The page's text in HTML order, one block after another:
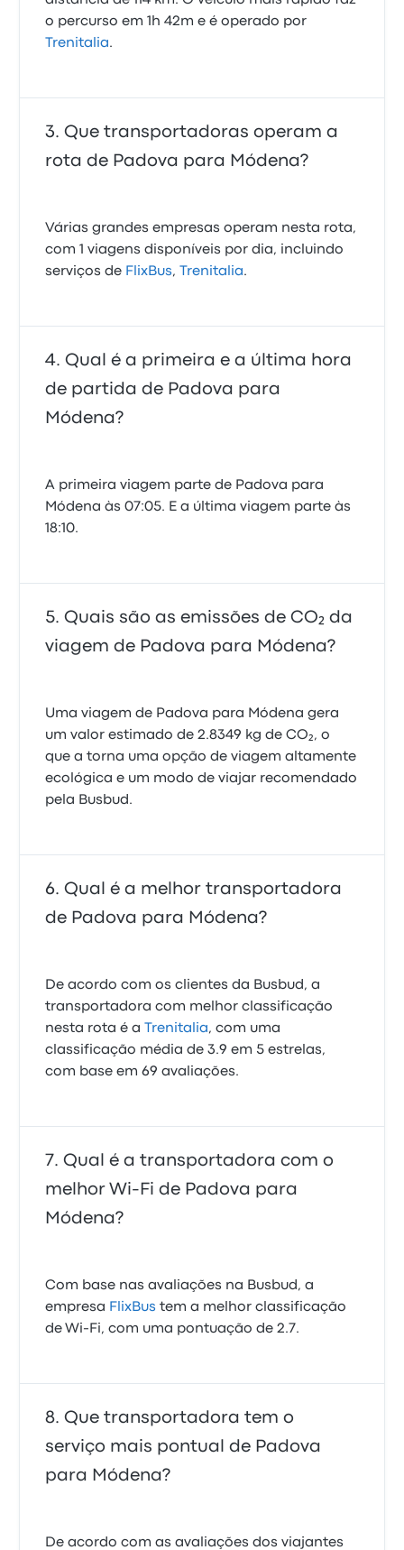
o percurso em 1h 42m e é operado por
Trenitalia.
Que transportadoras operam a
rota de Padova para Módena?
Várias grandes empresas operam nesta rota,
com 1 viagens disponíveis por dia, incluindo
serviços de FlixBus, Trenitalia.
Qual é a primeira e a última hora
de partida de Padova para
Módena?
A primeira viagem parte de Padova para
Módena às 07:05. E a última viagem parte às
18:10.
Quais são as emissões de CO₂ da
viagem de Padova para Módena?
Uma viagem de Padova para Módena gera
um valor estimado de 2.8349 kg de CO₂, o
que a torna uma opção de viagem altamente
ecológica e um modo de viajar recomendado
pela Busbud.
Qual é a melhor transportadora
de Padova para Módena?
De acordo com os clientes da Busbud, a
transportadora com melhor classificação
nesta rota é a
Trenitalia, com uma
classificação média de 3.9 em 5 estrelas,
com base em 69 avaliações.
Qual é a transportadora com o
melhor Wi-Fi de Padova para
Módena?
Com base nas avaliações na Busbud, a
empresa FlixBus tem a melhor classificação
de Wi‑Fi, com uma pontuação de 2.7.
Que transportadora tem o
serviço mais pontual de Padova
para Módena?
De acordo com as avaliações dos viajantes